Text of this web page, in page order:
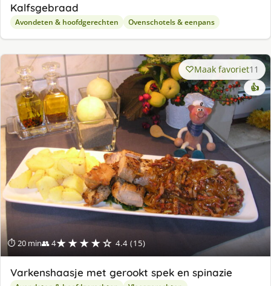
Kalfsgebraad
Avondeten & hoofdgerechten Ovenschotels & eenpans
⏱ 20 min👥 4★★★★☆ 4.4 (15)
Maak favoriet11
👍
Varkenshaasje met gerookt spek en spinazie